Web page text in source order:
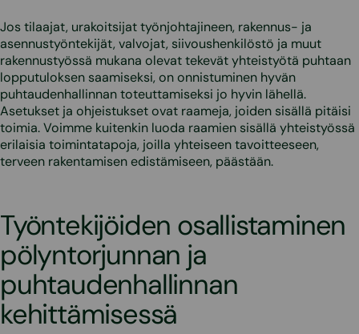
Jos tilaajat, urakoitsijat työnjohtajineen, rakennus- ja
asennustyöntekijät, valvojat, siivoushenkilöstö ja muut
rakennustyössä mukana olevat tekevät yhteistyötä puhtaan
lopputuloksen saamiseksi, on onnistuminen hyvän
puhtaudenhallinnan toteuttamiseksi jo hyvin lähellä.
Asetukset ja ohjeistukset ovat raameja, joiden sisällä pitäisi
toimia. Voimme kuitenkin luoda raamien sisällä yhteistyössä
erilaisia toimintatapoja, joilla yhteiseen tavoitteeseen,
terveen rakentamisen edistämiseen, päästään.
Työntekijöiden osallistaminen
pölyntorjunnan ja
puhtaudenhallinnan
kehittämisessä